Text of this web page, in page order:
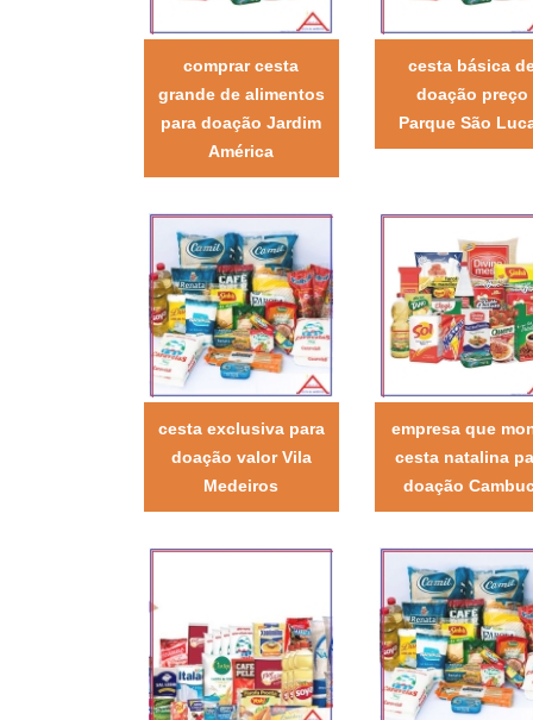
comprar cesta
grande de alimentos
para doação Jardim
América
cesta básica
doação preço
Parque São
cesta exclusiva para
doação valor Vila
Medeiros
empresa que
cesta natalina
doação